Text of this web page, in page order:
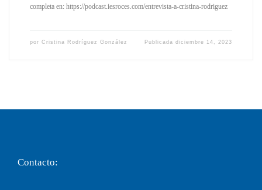
completa en: https://podcast.iesroces.com/entrevista-a-cristina-rodriguez
por Cristina Rodríguez González Publicadadiciembre 14, 2023
Contacto: